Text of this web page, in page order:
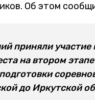
Об этом
приняли
на втором
до Иркутской